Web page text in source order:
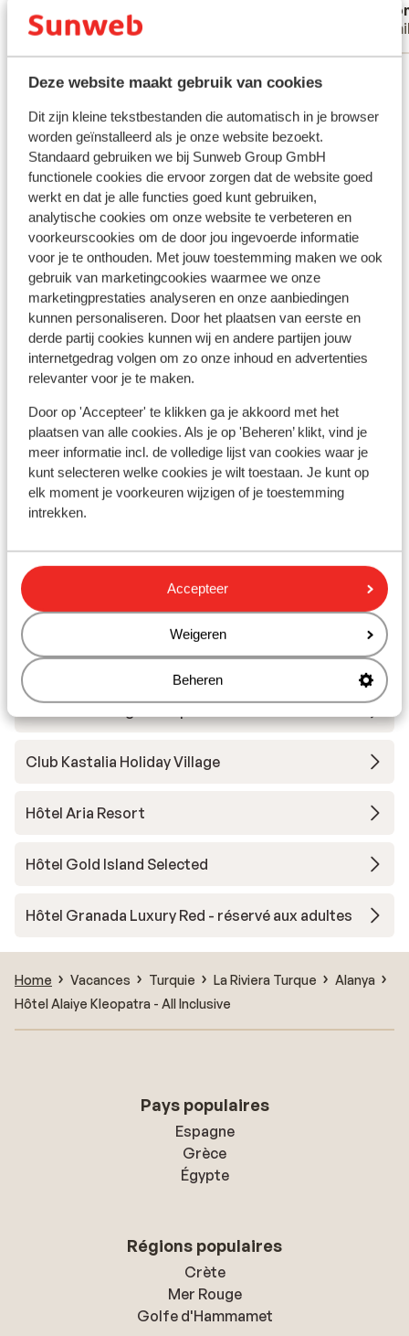
Deze website maakt gebruik van cookies
Dit zijn kleine tekstbestanden die automatisch in je browser
worden geïnstalleerd als je onze website bezoekt.
Standaard gebruiken we bij Sunweb Group GmbH
functionele cookies die ervoor zorgen dat de website goed
werkt en dat je alle functies goed kunt gebruiken,
analytische cookies om onze website te verbeteren en
voorkeurscookies om de door jou ingevoerde informatie
voor je te onthouden. Met jouw toestemming maken we ook
gebruik van marketingcookies waarmee we onze
marketingprestaties analyseren en onze aanbiedingen
kunnen personaliseren. Door het plaatsen van eerste en
derde partij cookies kunnen wij en andere partijen jouw
internetgedrag volgen om zo onze inhoud en advertenties
relevanter voor je te maken.
Door op 'Accepteer' te klikken ga je akkoord met het
plaatsen van alle cookies. Als je op 'Beheren’ klikt, vind je
meer informatie incl. de volledige lijst van cookies waar je
kunt selecteren welke cookies je wilt toestaan. Je kunt op
elk moment je voorkeuren wijzigen of je toestemming
intrekken.
Accepteer
Weigeren
Beheren
Familles
Voir toutes les 56 expériences
Autres hébergements - La Riviera
Turque
Mardan Palace
Hôtel Voyage Sorgun
Hôtel Elysee Rive
Hôtel Xanadu Resort
Hôtel Quattro Beach & Spa
Hôtel Gural Premier Belek
Hôtel Kirman Belazur Resort & Spa
Hôtel Panorama
Hôtel Baia Lara
Hôtel Delphin Be Grand Resort Lara
Club Kastalia Holiday Village
Hôtel Aria Resort
Hôtel Gold Island Selected
Hôtel Granada Luxury Red - réservé aux adultes
Home Vacances Turquie La Riviera Turque
Alanya
Hôtel Alaiye Kleopatra - All Inclusive
Pays populaires
Espagne
Grèce
Égypte
Régions populaires
Crète
Mer Rouge
Golfe d'Hammamet